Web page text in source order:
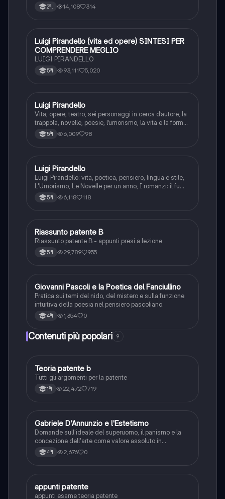
2ªl 14,108 314
Italiano
Luigi Pirandello (vita ed opere) SINTESI PER
COMPRENDERE MEGLIO
LUIGI PIRANDELLO
5ªl 93,111 5,020
Italiano
Luigi Pirandello
Vita, opere, teatro, sei personaggi in cerca d’autore, la
trappola, novelle, poesie, l’umorismo, la vita e la forma,
frantumazione dell’Io, la civiltà moderna e
l’alienazione, il treno ha fischiato, canta l’epistola, i
5ªl 6,009 98
Italiano
Luigi Pirandello
Luigi Pirandello: vita, poetica, pensiero, lingua e stile,
L'Umorismo, Le Novelle per un anno, I romanzi: il fu
Mattia Pascal, Quaderni di Serafino Gubbio operatore;
Uno, nessuno e centomila; il teatro: Sei personaggi in
5ªl 6,118 118
Italiano
Riassunto patente B
Riassunto patente B - appunti presi a lezione
5ªl 29,789 955
GItaliano
Giovanni Pascoli e la Poetica del Fanciullino
Pratica sui temi del nido, del mistero e sulla funzione
intuitiva della poesia nel pensiero pascoliano.
4ªl 1,354 0
Contenuti più popolari 9
Altro
Teoria patente b
Tutti gli argomenti per la patente
1ªl 22,472 719
GItaliano
Gabriele D'Annunzio e l'Estetismo
Domande sull'ideale del superuomo, il panismo e la
concezione dell'arte come valore assoluto in
D'Annunzio.
4ªl 2,676 0
Altro
appunti patente
appunti esame teoria patente